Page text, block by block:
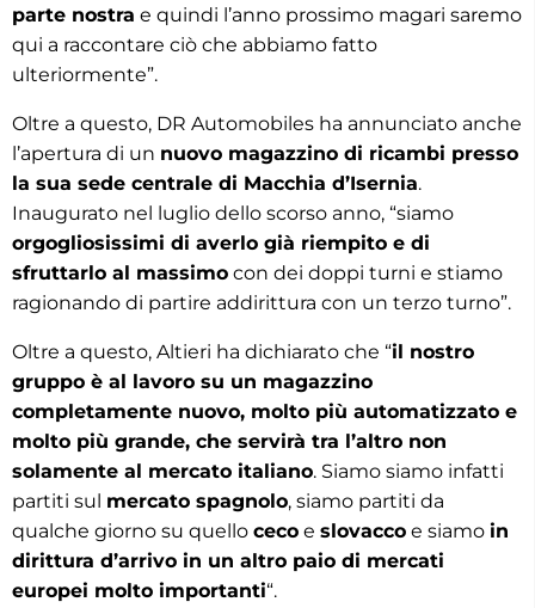
parte nostra e quindi l’anno prossimo magari saremo
qui a raccontare ciò che abbiamo fatto
ulteriormente”.
Oltre a questo, DR Automobiles ha annunciato anche
l’apertura di un nuovo magazzino di ricambi presso
la sua sede centrale di Macchia d’Isernia.
Inaugurato nel luglio dello scorso anno, “siamo
orgogliosissimi di averlo già riempito e di
sfruttarlo al massimo con dei doppi turni e stiamo
ragionando di partire addirittura con un terzo turno”.
Oltre a questo, Altieri ha dichiarato che “il nostro
gruppo è al lavoro su un magazzino
completamente nuovo, molto più automatizzato e
molto più grande, che servirà tra l’altro non
solamente al mercato italiano. Siamo siamo infatti
partiti sul mercato spagnolo, siamo partiti da
qualche giorno su quello ceco e slovacco e siamo in
dirittura d’arrivo in un altro paio di mercati
europei molto importanti“.